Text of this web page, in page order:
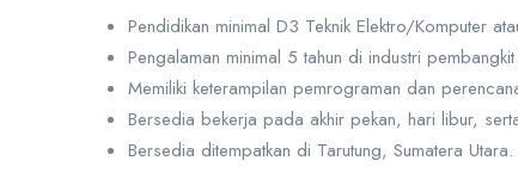
Pendidikan minimal D3 Teknik Elektro/Komputer
Pengalaman minimal 5 tahun di industri
Memiliki keterampilan pemrograman dan
Bersedia bekerja pada akhir pekan, hari libur,
Bersedia ditempatkan di Tarutung, Sumatera Utara.